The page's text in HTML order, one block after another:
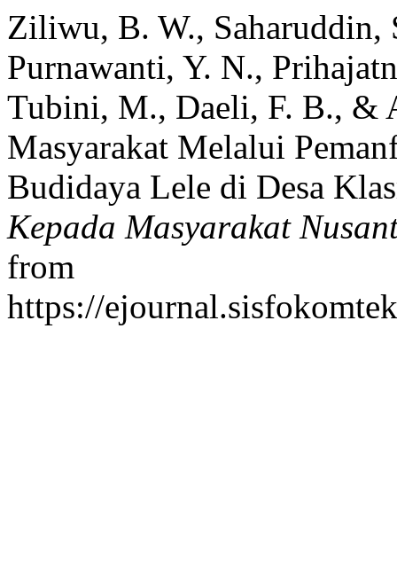
Ziliwu, B. W., Saharuddin,
Purnawanti, Y. N.,
Tubini, M., Daeli, F. B., &
Masyarakat Melalui
Budidaya Lele di Desa
Kepada Masyarakat
from
https://